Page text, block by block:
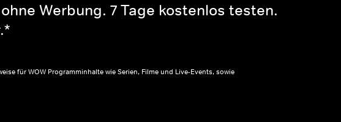
Werbung. 7 Tage kostenlos testen.
für WOW Programminhalte wie Serien, Filme und Live-Events, sowie